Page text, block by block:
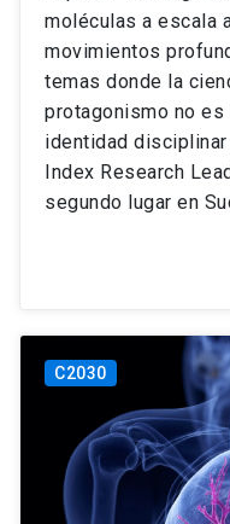
moléculas a escala
movimientos
temas donde la
protagonismo no es
identidad
Index Research
segundo lugar en
C2030